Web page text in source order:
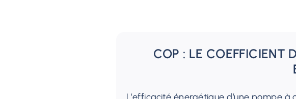
COP : LE COEFFICIENT
L’efficacité énergétique d’une pompe